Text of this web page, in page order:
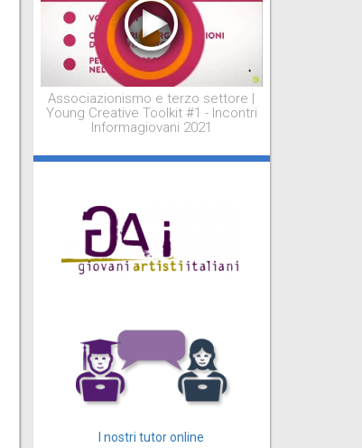
Associazionismo e terzo settore |
Young Creative Toolkit #1 - Incontri
Informagiovani 2021
I nostri tutor online